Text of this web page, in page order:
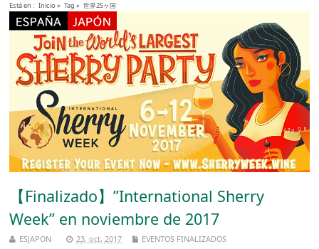
Está en : Inicio» Tag » 世界25ヶ国
【Finalizado】”International Sherry
Week” en noviembre de 2017
ESJAPON 23, oct, 2017 EVENTOS FINALIZADOS